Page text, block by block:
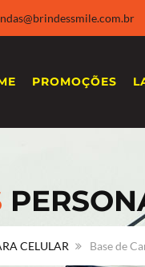
PROMOÇÕES
CELULAR Base de